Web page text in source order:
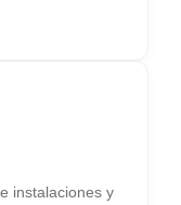
instalaciones y